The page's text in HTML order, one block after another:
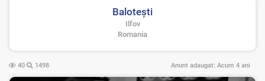
Baloteşti
Ilfov
Romania
40 1498 Anunt adaugat: Acum 4 ani